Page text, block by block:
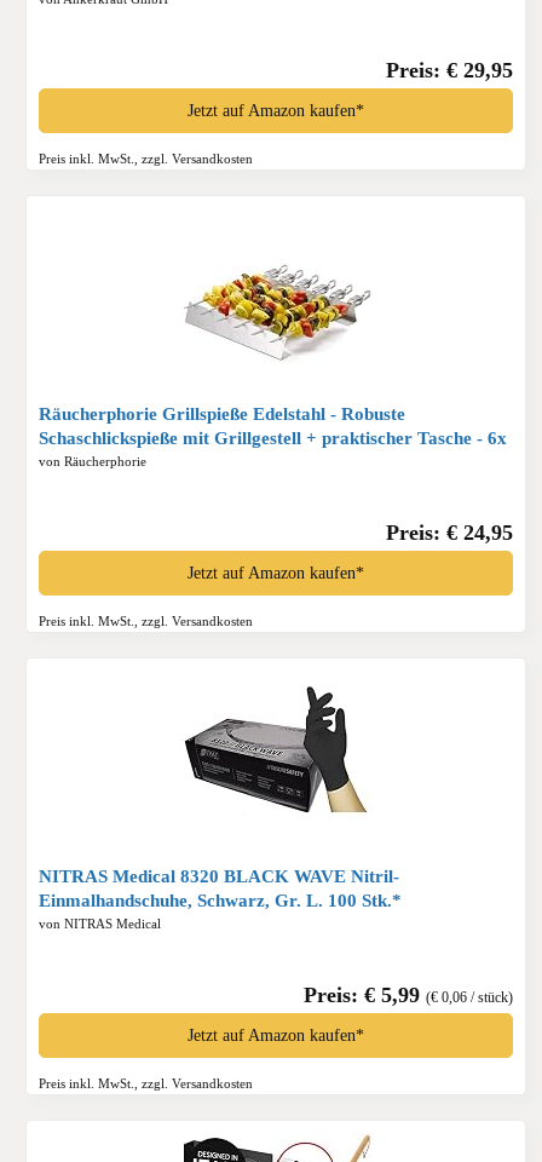
Preis: € 29,95
Jetzt auf Amazon kaufen*
Preis inkl. MwSt., zzgl. Versandkosten
Räucherphorie Grillspieße Edelstahl - Robuste
Schaschlickspieße mit Grillgestell + praktischer Tasche - 6x
lange Spieße für Fleisch, Gemüße und Vegane Alterantiven
von Räucherphorie
Preis: € 24,95
Jetzt auf Amazon kaufen*
Preis inkl. MwSt., zzgl. Versandkosten
NITRAS Medical 8320 BLACK WAVE Nitril-
Einmalhandschuhe, Schwarz, Gr. L. 100 Stk.*
von NITRAS Medical
Preis: € 5,99(€ 0,06 / stück)
Jetzt auf Amazon kaufen*
Preis inkl. MwSt., zzgl. Versandkosten